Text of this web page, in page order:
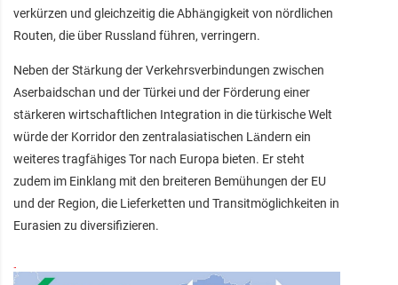
verkürzen und gleichzeitig die Abhängigkeit von nördlichen
Routen, die über Russland führen, verringern.
Neben der Stärkung der Verkehrsverbindungen zwischen
Aserbaidschan und der Türkei und der Förderung einer
stärkeren wirtschaftlichen Integration in die türkische Welt
würde der Korridor den zentralasiatischen Ländern ein
weiteres tragfähiges Tor nach Europa bieten. Er steht
zudem im Einklang mit den breiteren Bemühungen der EU
und der Region, die Lieferketten und Transitmöglichkeiten in
Eurasien zu diversifizieren.